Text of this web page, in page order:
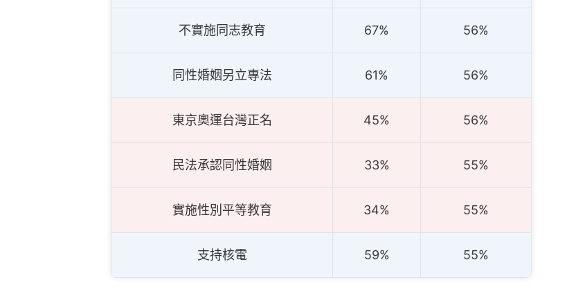
不實施同志教育 67% 56%
同性婚姻另立專法 61% 56%
東京奧運台灣正名 45% 56%
民法承認同性婚姻 33% 55%
實施性別平等教育 34% 55%
支持核電 59% 55%